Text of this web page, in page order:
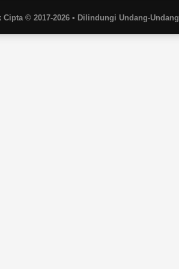
Cipta © 2017-2026 • Dilindungi Undang-